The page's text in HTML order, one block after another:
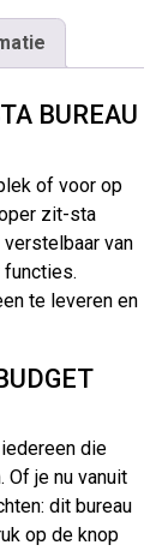
BUREAU
of voor op
zit-sta
van
functies.
te leveren en
die
Of je nu vanuit
dit bureau
op de knop